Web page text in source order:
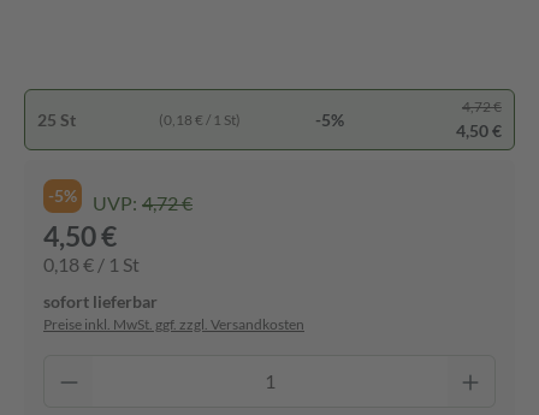
25 St (0,18 € / 1 St) -5%
4,72 €
4,50 €
-5% UVP: 4,72 €
4,50 €
0,18 € / 1 St
sofort lieferbar
Preise inkl. MwSt. ggf. zzgl. Versandkosten